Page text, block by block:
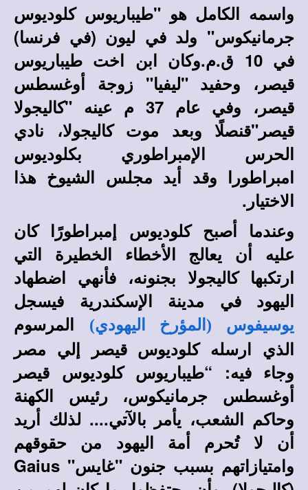
واسمه الكامل هو "طيباريوس كلوديوس
جرمانيكوس" ولد في ليون (في فرنسا)
في 10 ق.م.وكان ابن اخت طيباريوس
قيصر، وحفيد "ليفيا" زوجة أوغسطس
قيصر، وفي عام 37 م عينه "كاليجولا
قيصر"قنصلًا وبعد موت كاليجولا، نادي
الحرس الإمبراطوري بكلوديوس
امبراطورا وقد أيد مجلس الشيوخ هذا
الاختيار.
وعندما أصبح كلوديوس إمبراطورًا كان
عليه أن يعالج الأخطاء الخطيرة التي
ارتكبها كاليجولا بجنونه، فأنهي اضطهاد
اليهود في مدينة الإسكندرية فيسجل
يوسيفوس (المؤرخ اليهودي)
المرسوم
الذي ارسله كلوديوس قيصر إلي مصر
وجاء فيه: “طيباريوس كلوديوس قيصر
أوغسطس جرمانيكوس، رئيس الكهنة
وحاكم الشعب، يأمر بالآتي.... لذلك أريد
أن لا تُحرم أمة اليهود من حقوقهم
وامتيازاتهم بسبب جنون "غايس" Gaius